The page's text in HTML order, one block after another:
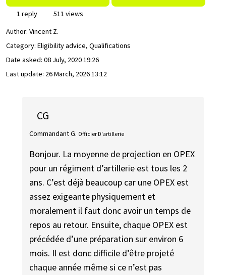
1 reply
511 views
Author: Vincent Z.
Category: Eligibility advice, Qualifications
Date asked: 08 July, 2020 19:26
Last update: 26 March, 2026 13:12
CG
Commandant G. Officier D'artillerie
Bonjour. La moyenne de projection en OPEX
pour un régiment d’artillerie est tous les 2
ans. C’est déjà beaucoup car une OPEX est
assez exigeante physiquement et
moralement il faut donc avoir un temps de
repos au retour. Ensuite, chaque OPEX est
précédée d’une préparation sur environ 6
mois. Il est donc difficile d’être projeté
chaque année même si ce n’est pas